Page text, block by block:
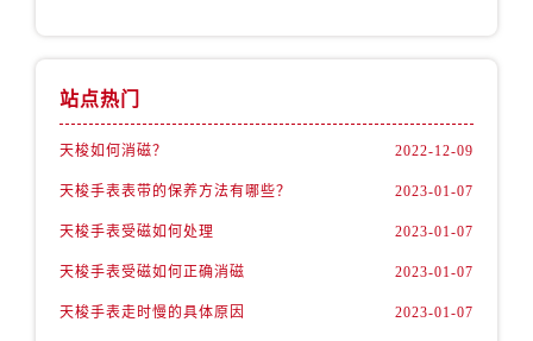
站点热门
天梭如何消磁？ 2022-12-09
天梭手表表带的保养方法有哪些？ 2023-01-07
天梭手表受磁如何处理 2023-01-07
天梭手表受磁如何正确消磁 2023-01-07
天梭手表走时慢的具体原因 2023-01-07